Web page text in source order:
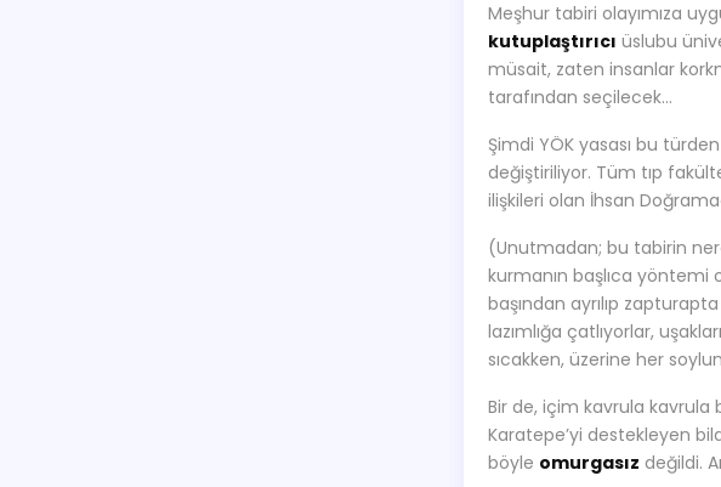
Meşhur tabiri olayımıza
kutuplaştırıcı üslubu
müsait, zaten insanlar
tarafından seçilecek…
Şimdi YÖK yasası bu
değiştiriliyor. Tüm tıp
ilişkileri olan İhsan
(Unutmadan; bu tabirin
kurmanın başlıca yöntemi
başından ayrılıp
lazımlığa çatlıyorlar,
sıcakken, üzerine her
Bir de, içim kavrula kavrula
Karatepe’yi destekleyen
böyle omurgasız değildi.